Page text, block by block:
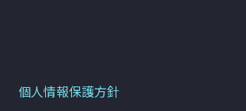
個人情報保護方針